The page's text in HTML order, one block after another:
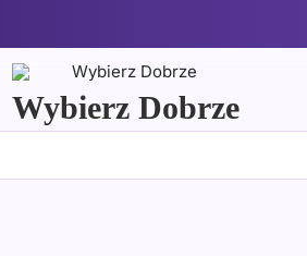
Wybierz Dobrze